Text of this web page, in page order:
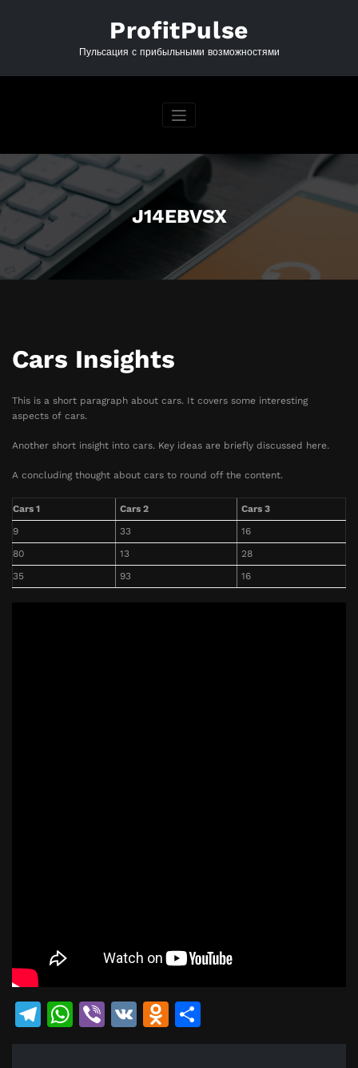
ProfitPulse
Пульсация с прибыльными возможностями
J14EBVSX
Cars Insights
This is a short paragraph about cars. It covers some interesting
aspects of cars.
Another short insight into cars. Key ideas are briefly discussed here.
A concluding thought about cars to round off the content.
Cars 1 Cars 2
Cars 3
9
33
16
80
13
28
35
93 16
Telegram
WhatsApp
Viber
VK Odnoklassniki